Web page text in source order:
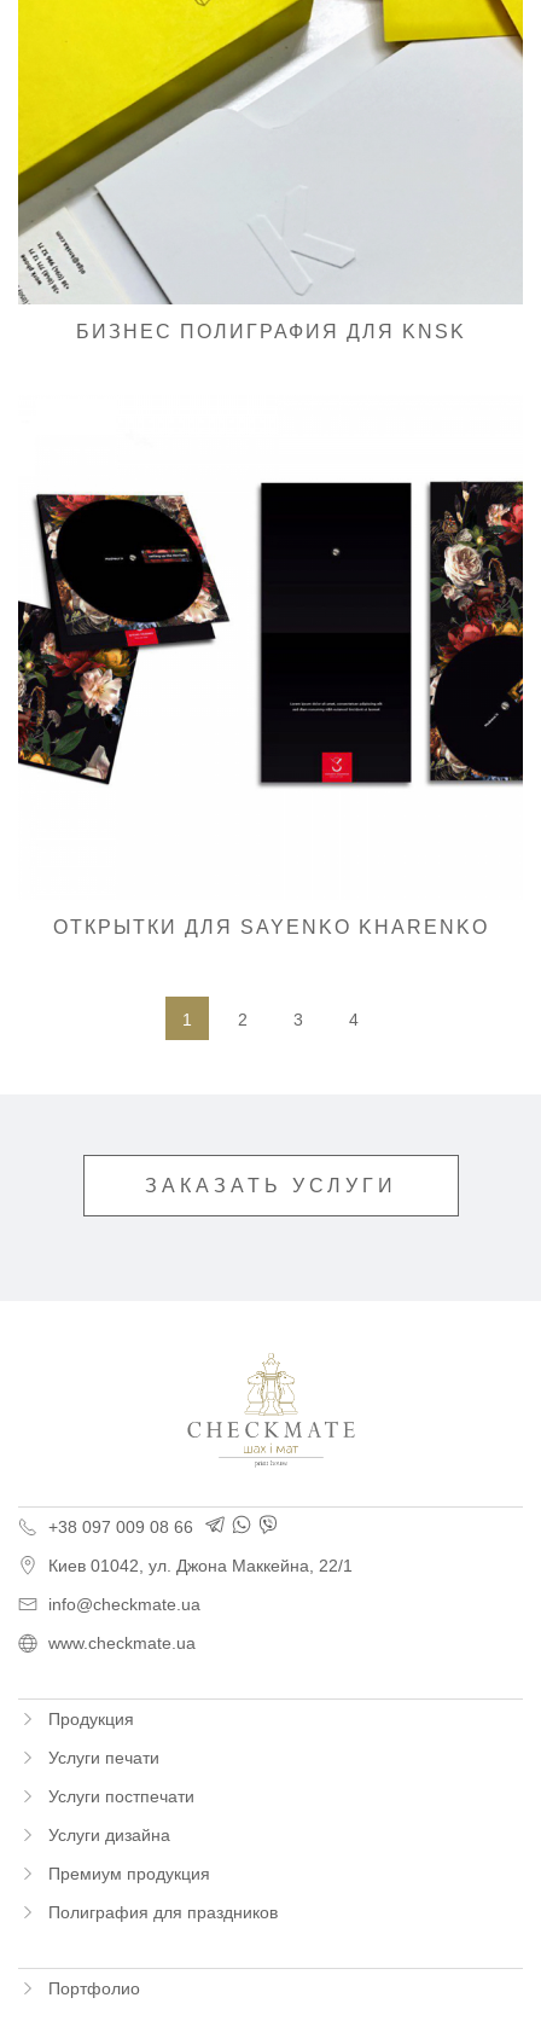
БИЗНЕС ПОЛИГРАФИЯ ДЛЯ KNSK
ОТКРЫТКИ ДЛЯ SAYENKO KHARENKO
1 2 3 4
ЗАКАЗАТЬ УСЛУГИ
+38 097 009 08 66
Киев 01042, ул. Джона Маккейна, 22/1
info@checkmate.ua
www.checkmate.ua
Продукция
Услуги печати
Услуги постпечати
Услуги дизайна
Премиум продукция
Полиграфия для праздников
Портфолио